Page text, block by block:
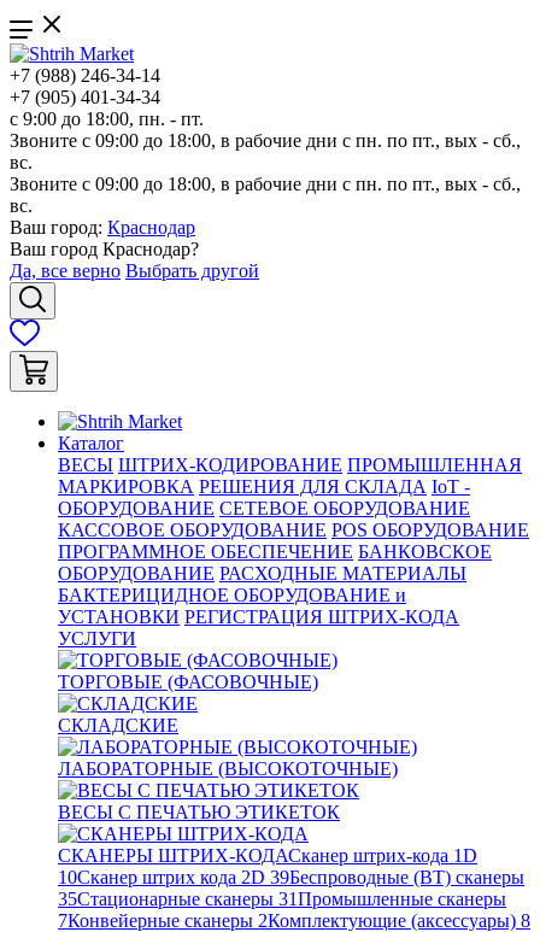
+7 (988) 246-34-14
+7 (905) 401-34-34
с 9:00 до 18:00, пн. - пт.
Звоните с 09:00 до 18:00, в рабочие дни с пн. по пт., вых - сб.,
вс.
Звоните с 09:00 до 18:00, в рабочие дни с пн. по пт., вых - сб.,
вс.
Ваш город: Краснодар
Ваш город Краснодар?
Да, все верно Выбрать другой
Каталог
ВЕСЫ ШТРИХ-КОДИРОВАНИЕ ПРОМЫШЛЕННАЯ
МАРКИРОВКА РЕШЕНИЯ ДЛЯ СКЛАДА IoT -
ОБОРУДОВАНИЕ СЕТЕВОЕ ОБОРУДОВАНИЕ
КАССОВОЕ ОБОРУДОВАНИЕ POS ОБОРУДОВАНИЕ
ПРОГРАММНОЕ ОБЕСПЕЧЕНИЕ БАНКОВСКОЕ
ОБОРУДОВАНИЕ РАСХОДНЫЕ МАТЕРИАЛЫ
БАКТЕРИЦИДНОЕ ОБОРУДОВАНИЕ и
УСТАНОВКИ РЕГИСТРАЦИЯ ШТРИХ-КОДА
УСЛУГИ
ТОРГОВЫЕ (ФАСОВОЧНЫЕ)
СКЛАДСКИЕ
ЛАБОРАТОРНЫЕ (ВЫСОКОТОЧНЫЕ)
ВЕСЫ С ПЕЧАТЬЮ ЭТИКЕТОК
СКАНЕРЫ ШТРИХ-КОДАСканер штрих-кода 1D
10Сканер штрих кода 2D 39Беспроводные (BT) сканеры
35Стационарные сканеры 31Промышленные сканеры
7Конвейерные сканеры 2Комплектующие (аксессуары) 8